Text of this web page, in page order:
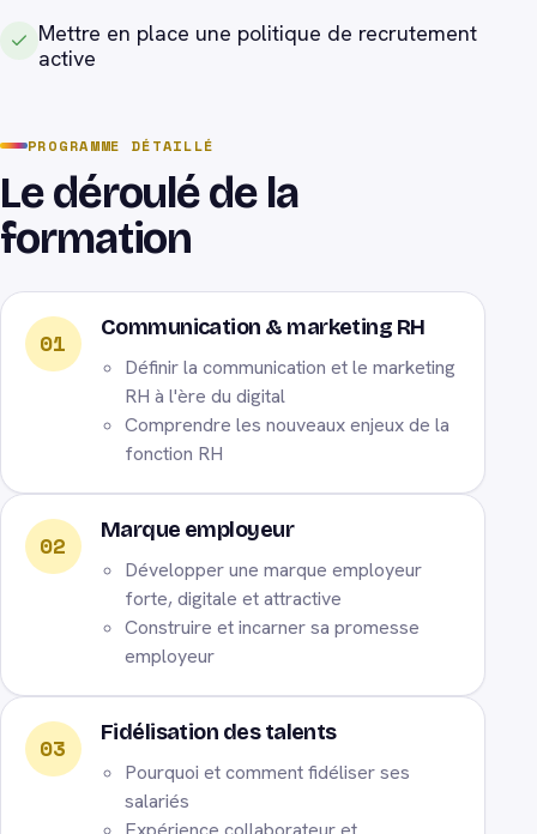
Mettre en place une politique de recrutement
active
PROGRAMME DÉTAILLÉ
Le déroulé de la
formation
01
Communication & marketing RH
Définir la communication et le marketing
RH à l'ère du digital
Comprendre les nouveaux enjeux de la
fonction RH
02
Marque employeur
Développer une marque employeur
forte, digitale et attractive
Construire et incarner sa promesse
employeur
03
Fidélisation des talents
Pourquoi et comment fidéliser ses
salariés